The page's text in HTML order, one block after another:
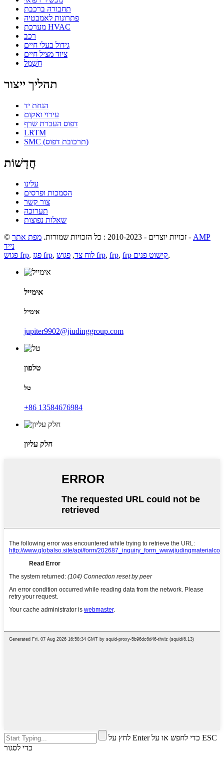
תחבורה ברכבת
פתרונות לאמבטיה
מערכת HVAC
רכב
גידול בעלי חיים
ציוד מציל חיים
חַשְׁמַל
תהליך ייצור
הנחת יד
עירוי ואקום
דפוס העברת שרף
LRTM
SMC (תרכובת דפוס)
חֲדָשׁוֹת
עלינו
הסמכות ופרסים
צור קשר
תערוכה
שאלות נפוצות
© זכויות יוצרים - 2010-2023 : כל הזכויות שמורות.
מפת אתר - AMP
נייד
פגוש frp, פגז frp, לוח צד, פגוש frp, frp, frp קישוט פנים,
אימייל
אימייל
jupiter9902@jiudinggroup.com
טלפון
טל
+86 13584676984
חלק עליון
לחץ על Enter כדי לחפש או על ESC
כדי לסגור